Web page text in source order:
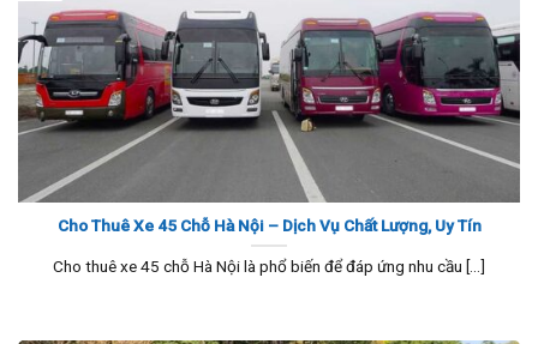
Cho Thuê Xe 45 Chỗ Hà Nội – Dịch Vụ Chất Lượng, Uy Tín
Cho thuê xe 45 chỗ Hà Nội là phổ biến để đáp ứng nhu cầu [...]